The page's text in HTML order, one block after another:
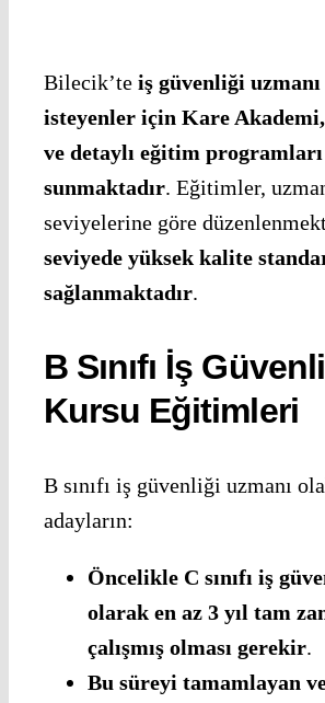
Bilecik’te iş güvenliği
isteyenler için Kare
ve detaylı eğitim programları
sunmaktadır. Eğitimler,
seviyelerine göre
seviyede yüksek kalite
sağlanmaktadır.
B Sınıfı İş
Kursu Eğitimleri
B sınıfı iş güvenliği uzmanı
adayların:
Öncelikle C sınıfı iş
olarak en az 3 yıl tam
çalışmış olması gerekir.
Bu süreyi tamamlayan